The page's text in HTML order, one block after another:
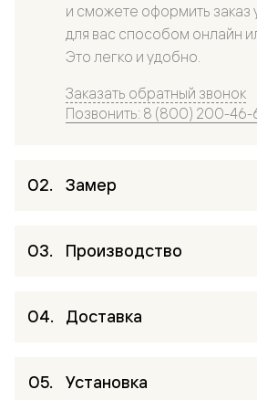
и сможете оформить заказ
для вас способом онлайн
Это легко и удобно.
Заказать обратный звонок
Позвонить: 8 (800) 200-46-
Замер
Производство
Доставка
Установка